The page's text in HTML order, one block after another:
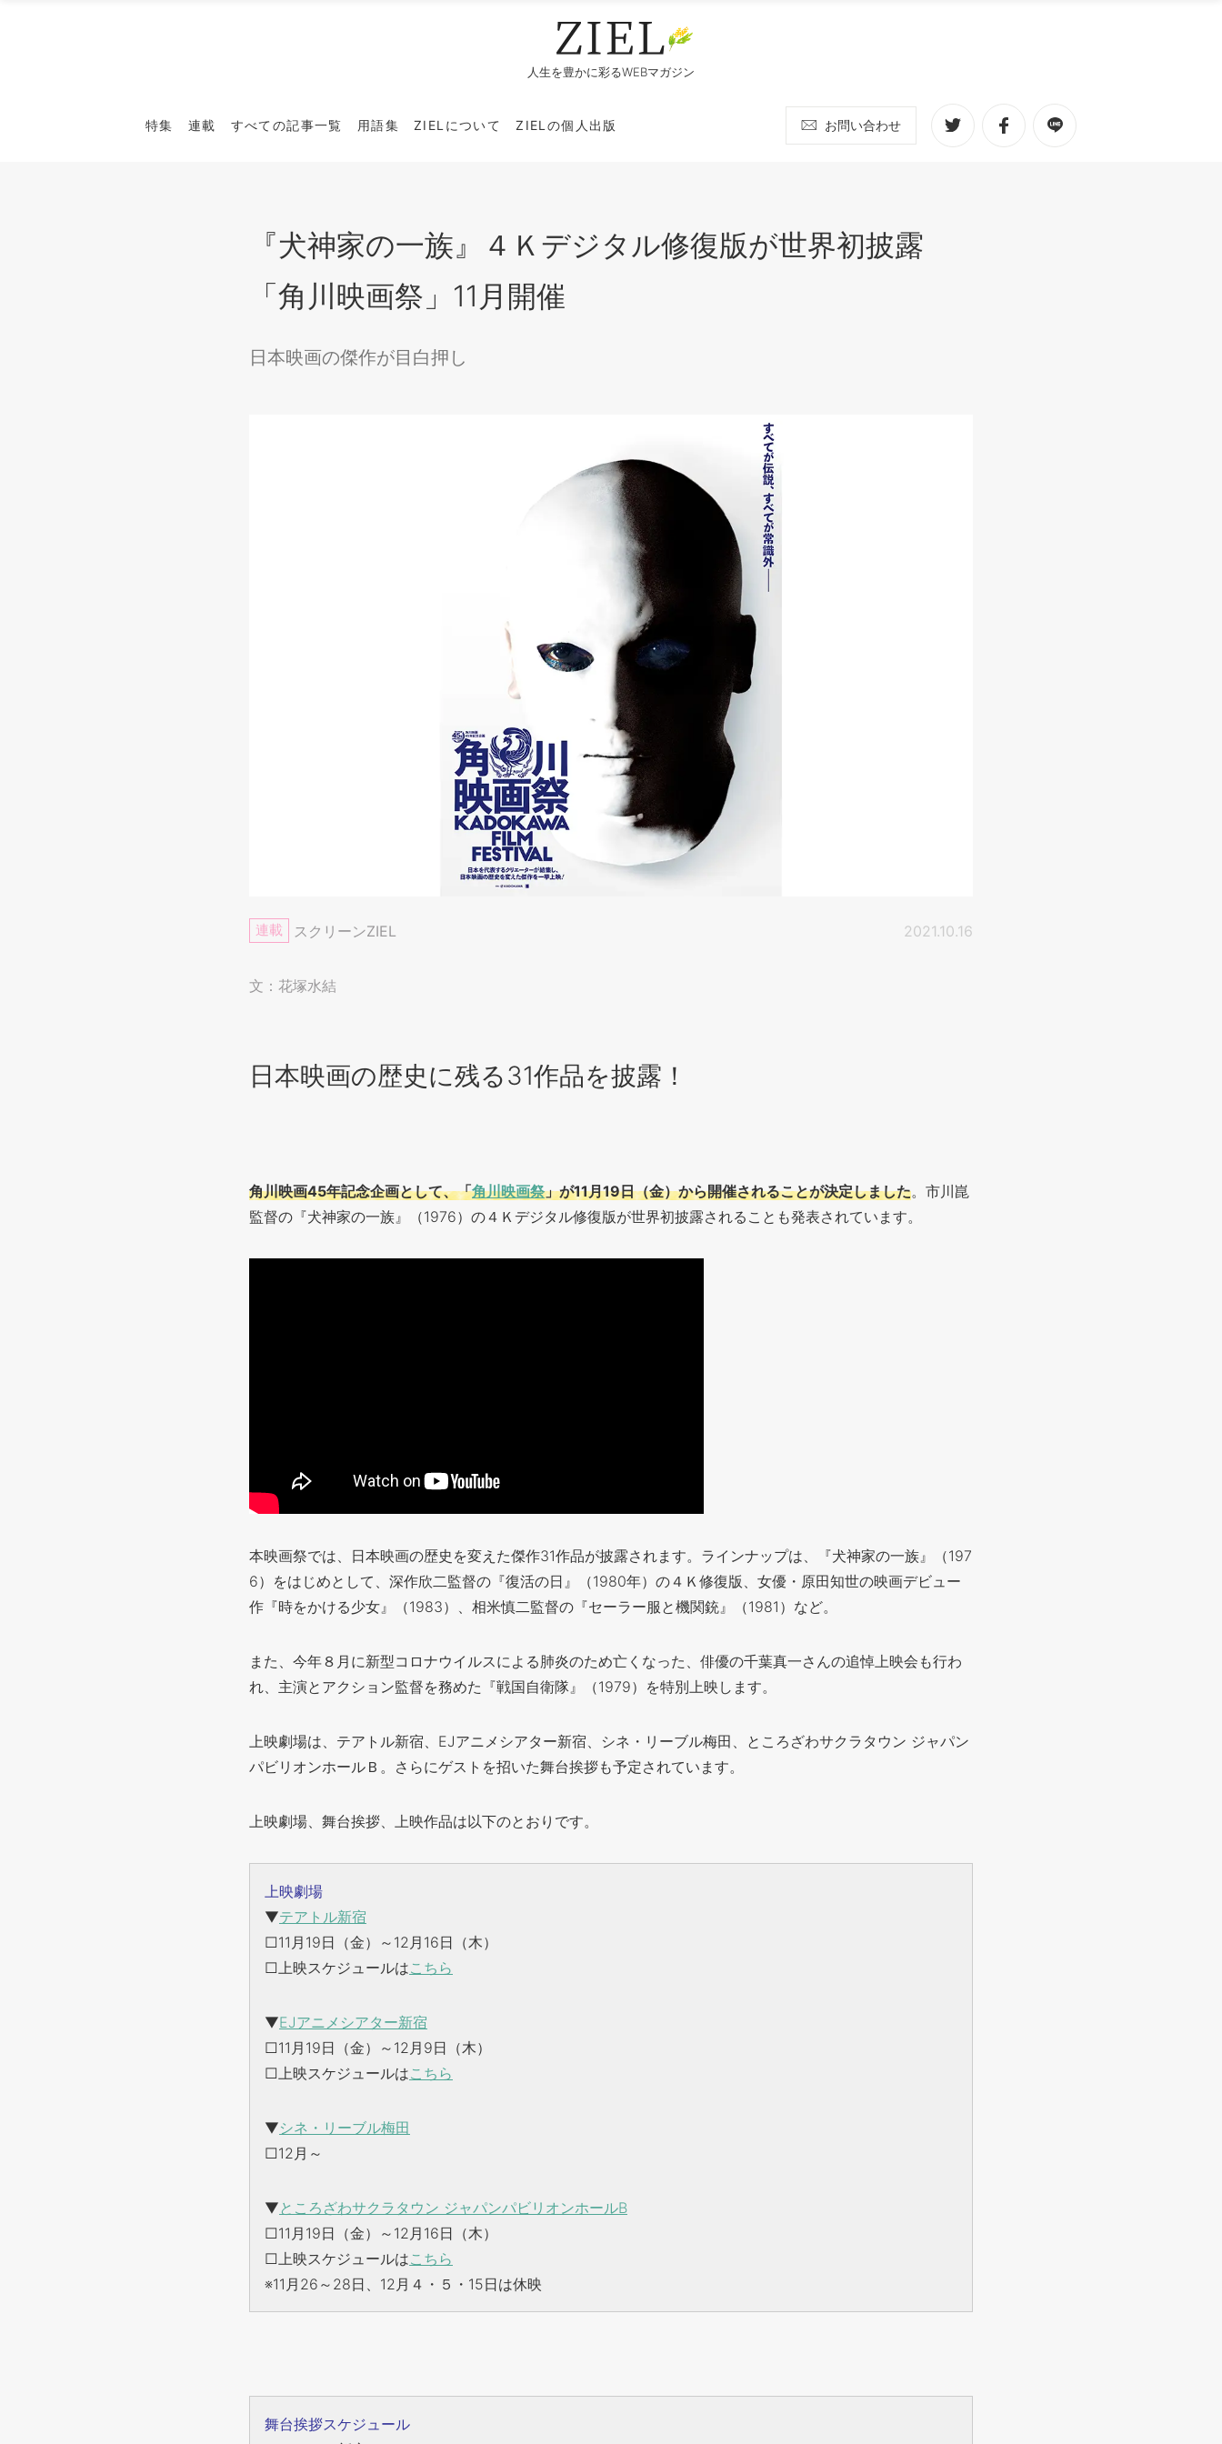
人生を豊かに彩るWEBマガジン
特集 連載 すべての記事一覧 用語集 ZIELについて ZIELの個人出版 お問い合わせ
『犬神家の一族』４Ｋデジタル修復版が世界初披露
「角川映画祭」11月開催
日本映画の傑作が目白押し
連載 スクリーンZIEL 2021.10.16
文：花塚水結
日本映画の歴史に残る31作品を披露！
角川映画45年記念企画として、「角川映画祭」が11月19日（金）から開催されることが決定しました。市川崑
監督の『犬神家の一族』（1976）の４Ｋデジタル修復版が世界初披露されることも発表されています。
本映画祭では、日本映画の歴史を変えた傑作31作品が披露されます。ラインナップは、『犬神家の一族』（197
6）をはじめとして、深作欣二監督の『復活の日』（1980年）の４Ｋ修復版、女優・原田知世の映画デビュー
作『時をかける少女』（1983）、相米慎二監督の『セーラー服と機関銃』（1981）など。
また、今年８月に新型コロナウイルスによる肺炎のため亡くなった、俳優の千葉真一さんの追悼上映会も行わ
れ、主演とアクション監督を務めた『戦国自衛隊』（1979）を特別上映します。
上映劇場は、テアトル新宿、EJアニメシアター新宿、シネ・リーブル梅田、ところざわサクラタウン ジャパン
パビリオンホールＢ。さらにゲストを招いた舞台挨拶も予定されています。
上映劇場、舞台挨拶、上映作品は以下のとおりです。
上映劇場
▼テアトル新宿
□11月19日（金）～12月16日（木）
□上映スケジュールはこちら
▼EJアニメシアター新宿
□11月19日（金）～12月9日（木）
□上映スケジュールはこちら
▼シネ・リーブル梅田
□12月～
▼ ところざわサクラタウン ジャパンパビリオンホールB
□11月19日（金）～12月16日（木）
□上映スケジュールはこちら
※11月26～28日、12月４・５・15日は休映
舞台挨拶スケジュール